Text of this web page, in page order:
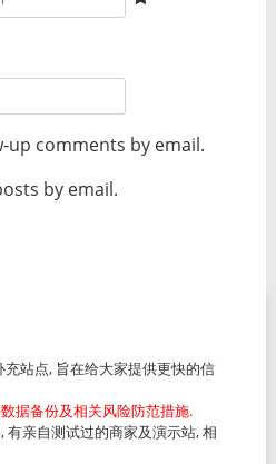
up comments by email.
by email.
站点, 旨在给大家提供更快的信
据备份及相关风险防范措施.
, 有亲自测试过的商家及演示站, 相